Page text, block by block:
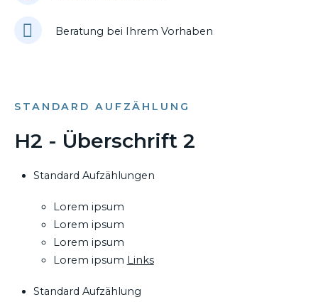
Beratung bei Ihrem Vorhaben
STANDARD AUFZÄHLUNG
H2 - Überschrift 2
Standard Aufzählungen
Lorem ipsum
Lorem ipsum
Lorem ipsum
Lorem ipsum Links
Standard Aufzählung